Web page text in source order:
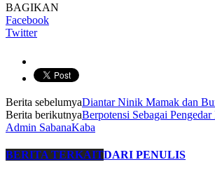
BAGIKAN
Facebook
Twitter
Berita sebelumyaDiantar Ninik Mamak dan
Berita berikutnyaBerpotensi Sebagai
Admin SabanaKaba
BERITA TERKAITDARI PENULIS